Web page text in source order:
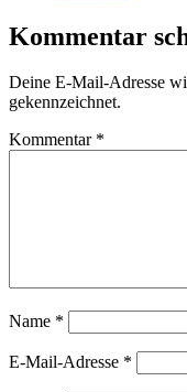
Kommentar
Deine E-Mail-Adresse
gekennzeichnet.
Kommentar *
Name *
E-Mail-Adresse *